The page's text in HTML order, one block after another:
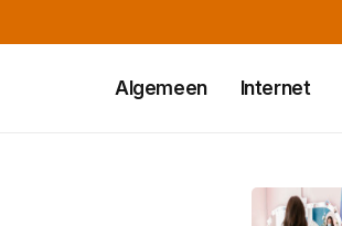
Algemeen Internet